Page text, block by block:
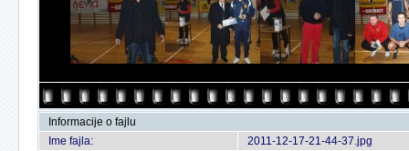
Informacije o fajlu
Ime fajla:
2011-12-17-21-44-37.jpg